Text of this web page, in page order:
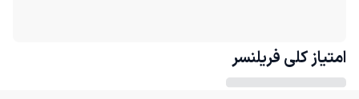
امتیاز کلی فریلنسر